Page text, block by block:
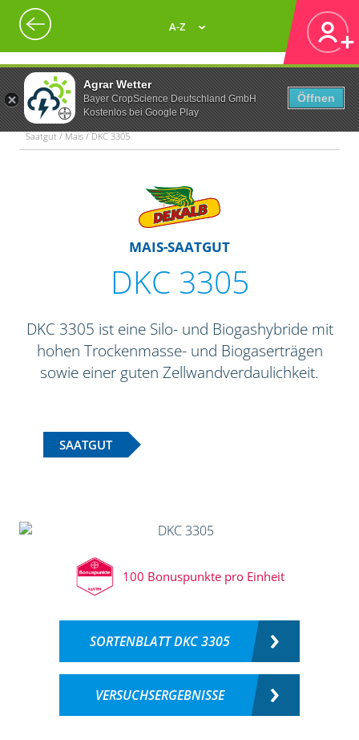
Agrar Wetter
Bayer CropScience Deutschland GmbH
Kostenlos bei Google Play
Öffnen
A-Z
Saatgut / Mais / DKC 3305
MAIS-SAATGUT
DKC 3305
DKC 3305 ist eine Silo- und Biogashybride mit
hohen Trockenmasse- und Biogaserträgen
sowie einer guten Zellwandverdaulichkeit.
SAATGUT
100 Bonuspunkte pro Einheit
SORTENBLATT DKC 3305
VERSUCHSERGEBNISSE